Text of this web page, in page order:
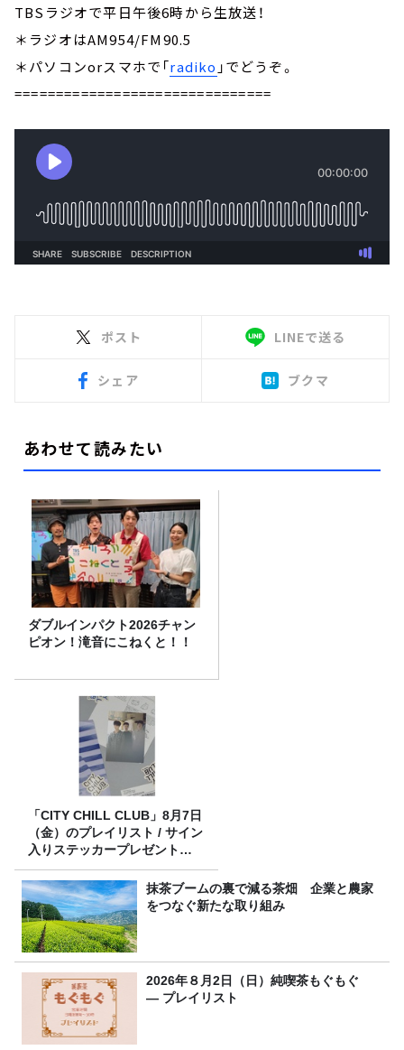
TBSラジオで平日午後6時から生放送！
＊ラジオはAM954/FM90.5
＊パソコンorスマホで「radiko 」でどうぞ。
===============================
ポスト LINEで送る
シェア ブクマ
あわせて読みたい
ダブルインパクト2026チャン
ピオン！滝音にこねくと！！
「CITY CHILL CLUB」8月7日
（金）のプレイリスト / サイン
入りステッカープレゼント有
り
抹茶ブームの裏で減る茶畑 企業と農家
をつなぐ新たな取り組み
2026年８月2日（日）純喫茶もぐもぐ
― プレイリスト